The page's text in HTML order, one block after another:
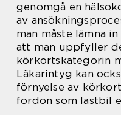
genomgå en
av
man måste lämna
att man uppfyller
körkortskategorin
Läkarintyg kan
förnyelse av
fordon som lastbil